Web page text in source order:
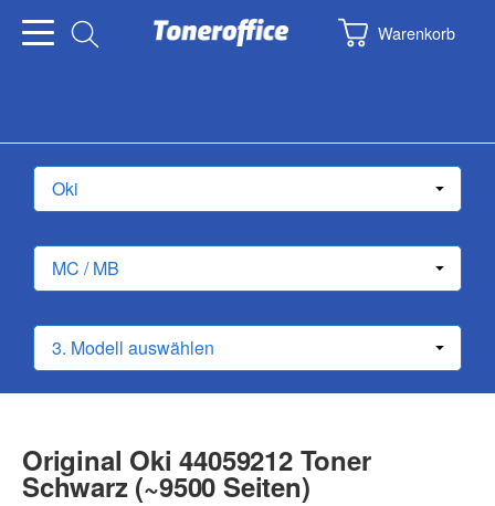
Warenkorb
Original Oki 44059212 Toner
Schwarz (~9500 Seiten)